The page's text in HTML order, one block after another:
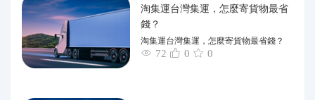
淘集運台灣集運，怎麼寄貨物最省
錢？
淘集運台灣集運，怎麼寄貨物最省錢？
72 0 0